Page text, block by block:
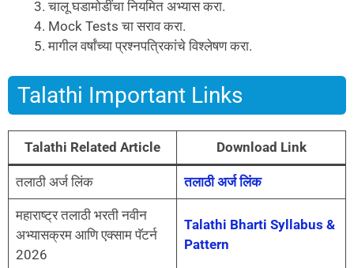
चालू घडामोडींचा नियमित अभ्यास करा.
Mock Tests चा सराव करा.
मागील वर्षांच्या प्रश्नपत्रिकांचे विश्लेषण करा.
Talathi Important Links
Talathi Related Article Download Link
तलाठी अर्ज लिंक तलाठी अर्ज लिंक
महाराष्ट्र तलाठी भरती नवीन
अभ्यासक्रम आणि एक्साम पॅटर्न
2026
Talathi Bharti Syllabus &
Pattern